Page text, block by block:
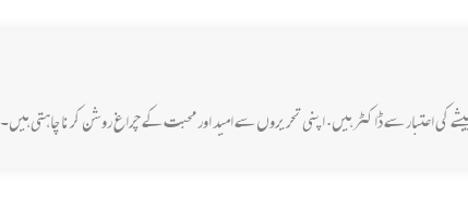
کی اعتبار سے ڈاکٹر ہیں. اپنی تحریروں سے امید اور محبت کے چراغ روشن کرنا چاہتی ہیں۔